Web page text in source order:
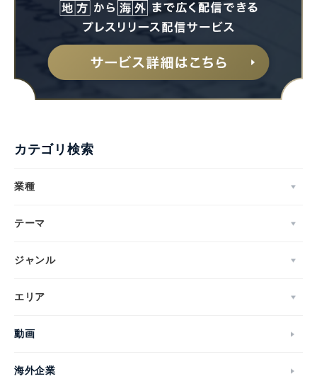
カテゴリ検索
業種
テーマ
ジャンル
エリア
動画
海外企業